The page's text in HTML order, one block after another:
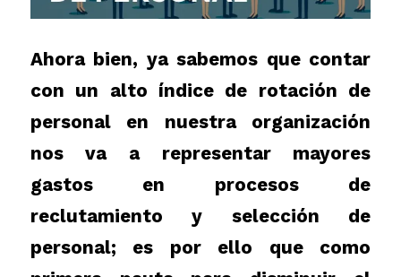
Ahora bien, ya sabemos que contar
con un alto índice de rotación de
personal en nuestra organización
nos va a representar mayores
gastos en procesos de
reclutamiento y selección de
personal; es por ello que como